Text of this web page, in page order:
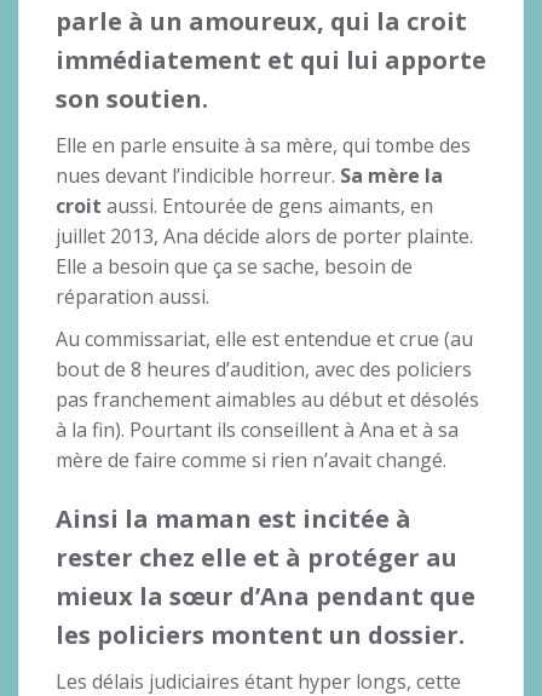
parle à un amoureux, qui la croit
immédiatement et qui lui apporte
son soutien.
Elle en parle ensuite à sa mère, qui tombe des
nues devant l’indicible horreur. Sa mère la
croit aussi. Entourée de gens aimants, en
juillet 2013, Ana décide alors de porter plainte.
Elle a besoin que ça se sache, besoin de
réparation aussi.
Au commissariat, elle est entendue et crue (au
bout de 8 heures d’audition, avec des policiers
pas franchement aimables au début et désolés
à la fin). Pourtant ils conseillent à Ana et à sa
mère de faire comme si rien n’avait changé.
Ainsi la maman est incitée à
rester chez elle et à protéger au
mieux la sœur d’Ana pendant que
les policiers montent un dossier.
Les délais judiciaires étant hyper longs, cette